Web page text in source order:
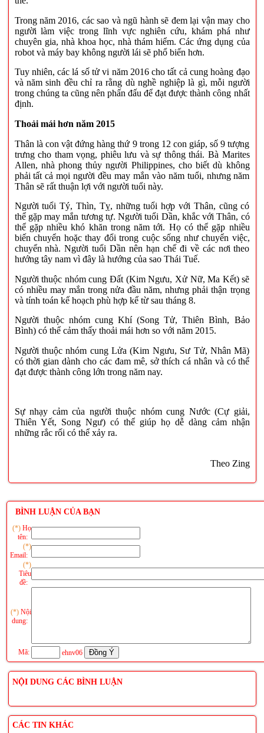
Trong năm 2016, các sao và ngũ hành sẽ đem lại vận may cho
người làm việc trong lĩnh vực nghiên cứu, khám phá như
chuyên gia, nhà khoa học, nhà thám hiểm. Các ứng dụng của
robot và máy bay không người lái sẽ phổ biến hơn.
Tuy nhiên, các lá số tử vi năm 2016 cho tất cả cung hoàng đạo
và năm sinh đều chỉ ra rằng dù nghề nghiệp là gì, mỗi người
trong chúng ta cũng nên phấn đấu để đạt được thành công nhất
định.
Thoải mái hơn năm 2015
Thân là con vật đứng hàng thứ 9 trong 12 con giáp, số 9 tượng
trưng cho tham vọng, phiêu lưu và sự thông thái. Bà Marites
Allen, nhà phong thủy người Philippines, cho biết dù không
phải tất cả mọi người đều may mắn vào năm tuổi, nhưng năm
Thân sẽ rất thuận lợi với người tuổi này.
Người tuổi Tý, Thìn, Tỵ, những tuổi hợp với Thân, cũng có
thể gặp may mắn tương tự. Người tuổi Dần, khắc với Thân, có
thể gặp nhiều khó khăn trong năm tới. Họ có thể gặp nhiều
biến chuyển hoặc thay đổi trong cuộc sống như chuyển việc,
chuyển nhà. Người tuổi Dần nên hạn chế đi về các nơi theo
hướng tây nam vì đây là hướng của sao Thái Tuế.
Người thuộc nhóm cung Đất (Kim Ngưu, Xử Nữ, Ma Kết) sẽ
có nhiều may mắn trong nửa đầu năm, nhưng phải thận trọng
và tính toán kế hoạch phù hợp kể từ sau tháng 8.
Người thuộc nhóm cung Khí (Song Tử, Thiên Bình, Bảo
Bình) có thể cảm thấy thoải mái hơn so với năm 2015.
Người thuộc nhóm cung Lửa (Kim Ngưu, Sư Tử, Nhân Mã)
có thời gian dành cho các đam mê, sở thích cá nhân và có thể
đạt được thành công lớn trong năm nay.
Sự nhạy cảm của người thuộc nhóm cung Nước (Cự giải,
Thiên Yết, Song Ngư) có thể giúp họ dễ dàng cảm nhận
những rắc rối có thể xảy ra.
Theo Zing
BÌNH LUẬN CỦA BẠN
(*) Họ
tên:
(*)
Email:
(*)
Tiêu
đề:
(*) Nội
dung:
Mã: ehnv06
NỘI DUNG CÁC BÌNH LUẬN
CÁC TIN KHÁC